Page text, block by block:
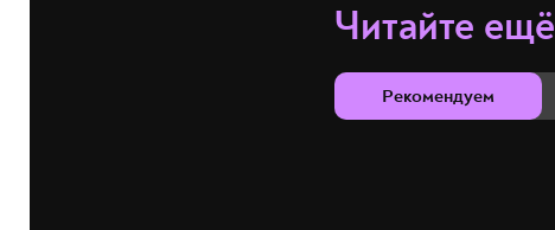
Читайте ещё
Рекомендуем